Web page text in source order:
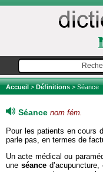
Accueil>Définitions> Séance
Séance nom fém.
Pour les patients en cours
parle pas, en termes de
Un acte médical ou
une séance